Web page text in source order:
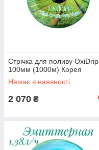
Стрічка для поливу OxiDrip
100мм (1000м) Корея
Немає в наявності
2 070 ₴